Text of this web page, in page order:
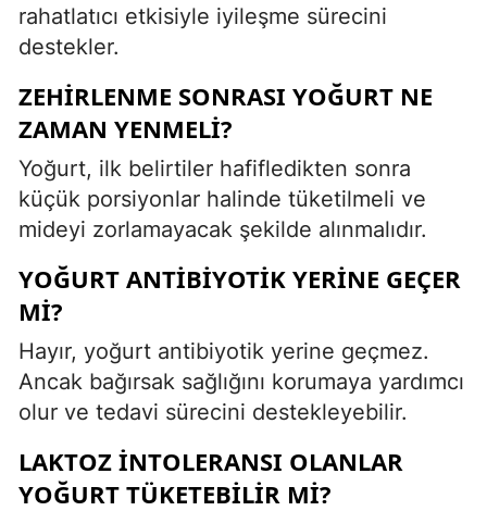
rahatlatıcı etkisiyle iyileşme sürecini
destekler.
ZEHIRLENME SONRASI YOĞURT NE
ZAMAN YENMELI?
Yoğurt, ilk belirtiler hafifledikten sonra
küçük porsiyonlar halinde tüketilmeli ve
mideyi zorlamayacak şekilde alınmalıdır.
YOĞURT ANTIBIYOTIK YERINE GEÇER
MI?
Hayır, yoğurt antibiyotik yerine geçmez.
Ancak bağırsak sağlığını korumaya yardımcı
olur ve tedavi sürecini destekleyebilir.
LAKTOZ INTOLERANSI OLANLAR
YOĞURT TÜKETEBILIR MI?